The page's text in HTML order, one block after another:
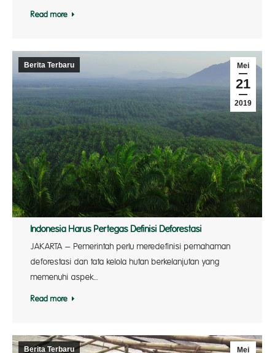
Read more
Mei
21
2019
Berita Terbaru
Indonesia Harus Pertegas Definisi Deforestasi
JAKARTA – Pemerintah perlu meredefinisi pemahaman
deforestasi dan tata kelola hutan berkelanjutan yang
memenuhi aspek…
Read more
Mei
Berita Terbaru